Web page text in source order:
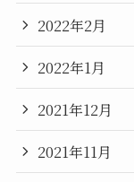
2022年2月
2022年1月
2021年12月
2021年11月